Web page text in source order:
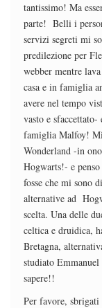
tantissimo! Ma
parte! Belli i
servizi segreti mi
predilezione per
webber mentre
casa e in famiglia
avere nel tempo
vasto e
famiglia Malfoy!
Wonderland -in
Hogwarts!- e
fosse che mi sono
alternative ad
scelta. Una delle
celtica e druidica,
Bretagna,
studiato
sapere!!
Per favore,